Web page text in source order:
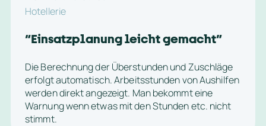
Hotellerie
“Einsatzplanung leicht gemacht”
Die Berechnung der Überstunden und Zuschläge
erfolgt automatisch. Arbeitsstunden von Aushilfen
werden direkt angezeigt. Man bekommt eine
Warnung wenn etwas mit den Stunden etc. nicht
stimmt.